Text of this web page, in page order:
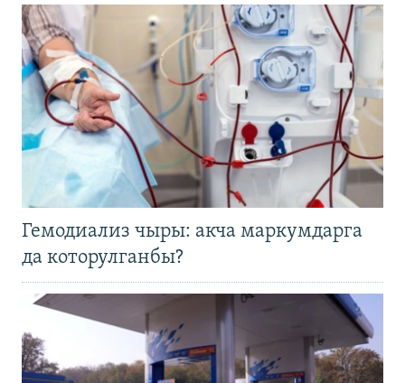
Гемодиализ чыры: акча маркумдарга
да которулганбы?